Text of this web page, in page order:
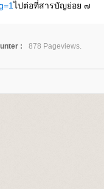
ไปต่อที่สารบัญย่อย ๗
:
878 Pageviews.